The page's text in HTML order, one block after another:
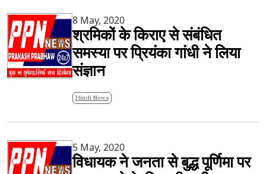
8 May, 2020
श्रमिकों के किराए से संबंधित
समस्या पर प्रियंका गांधी ने लिया
संज्ञान
Hindi News
5 May, 2020
विधायक ने जनता से बुद्ध पूर्णिमा पर